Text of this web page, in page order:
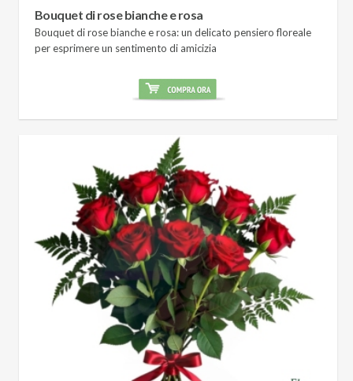
Bouquet di rose bianche e rosa
Bouquet di rose bianche e rosa: un delicato pensiero floreale
per esprimere un sentimento di amicizia